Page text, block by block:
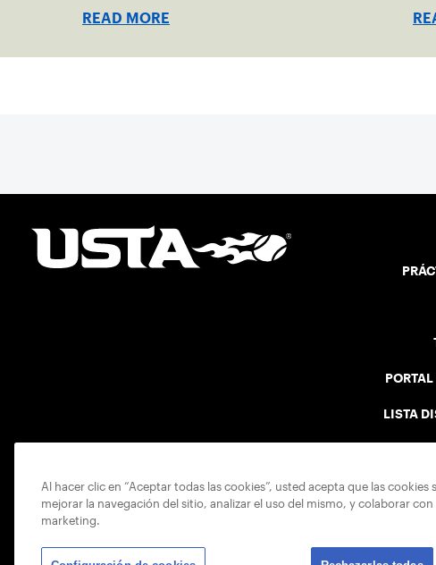
League player, where he’s played in Boston
READ MORE
LISTA
Al hacer clic en “Aceptar todas las cookies”, usted acepta que las
mejorar la navegación del sitio, analizar el uso del mismo, y colaborar
marketing.